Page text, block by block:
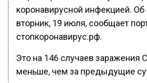
коронавирусной инфекцией. Об
вторник, 19 июля, сообщает
стопкоронавирус.рф.
Это на 146 случаев заражения
меньше, чем за предыдущие